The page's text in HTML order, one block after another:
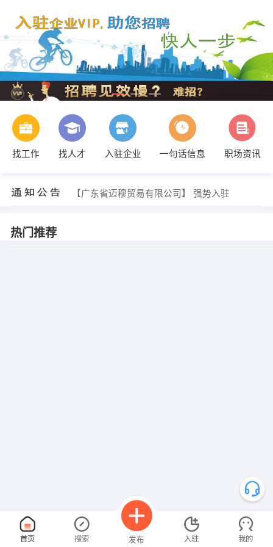
找工作 找人才 入驻企业 一句话信息
职场资讯
【广东省迈穆贸易有限公司】 强势入驻
热门推荐
首页 搜索 发布 入驻 我的